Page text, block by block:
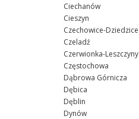
Ciechanów
Cieszyn
Czechowice-Dziedzice
Czeladź
Czerwionka-Leszczyny
Częstochowa
Dąbrowa Górnicza
Dębica
Dęblin
Dynów